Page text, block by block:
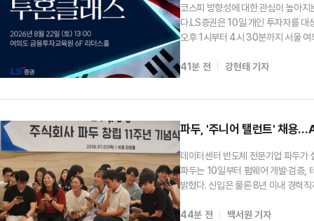
코스피 방향성에 대한 관심이 높아
다.LS증권은 10일 개인 투자자를 대
오후 1시부터 4시 30분까지 서울 여
피 전망을 주제로 강연을 펼친 뒤,
41분 전 강현태 기자
파두, '주니어 탤런트' 채용
데이터센터 반도체 전문기업 파두가
파두는 10일부터 펌웨어 개발·검증,
밝혔다. 신입은 물론 8년 이내 경력
속적인 성장 기반을 마련하기 위해
44분 전 백서원 기자